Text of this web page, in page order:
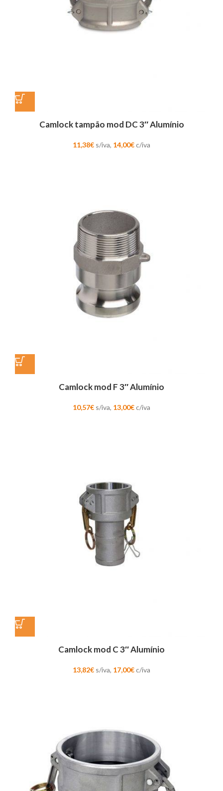
Camlock tampão mod DC 3″ Alumínio
11,38€ s/iva, 14,00€c/iva
Camlock mod F 3″ Alumínio
10,57€ s/iva, 13,00€c/iva
Camlock mod C 3″ Alumínio
13,82€ s/iva, 17,00€c/iva